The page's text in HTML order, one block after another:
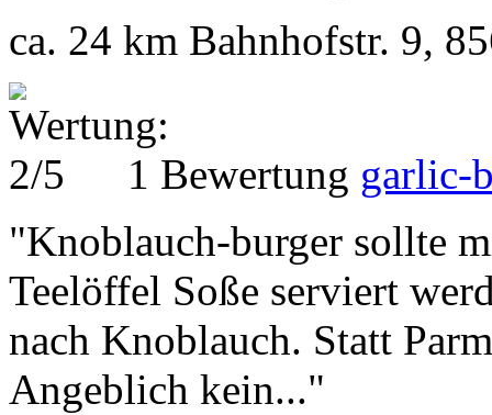
ca. 24 km Bahnhofstr. 9,
1 Bewertung garlic-
"Knoblauch-burger sollte
Teelöffel Soße serviert
nach Knoblauch. Statt
Angeblich kein..."